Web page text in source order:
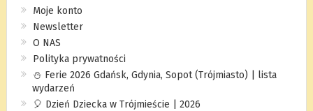
Moje konto
Newsletter
O NAS
Polityka prywatności
⛄️ Ferie 2026 Gdańsk, Gdynia, Sopot (Trójmiasto) | lista
wydarzeń
🎈 Dzień Dziecka w Trójmieście | 2026